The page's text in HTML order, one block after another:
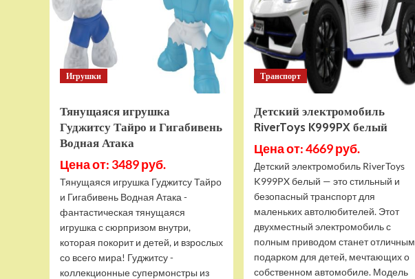
Водная
Атака
Игрушки
Тянущаяся игрушка
Гуджитсу Тайро и Гигабивень
Водная Атака
Цена от: 3489 руб.
Тянущаяся игрушка Гуджитсу Тайро
и Гигабивень Водная Атака -
фантастическая тянущаяся
игрушка с сюрпризом внутри,
которая покорит и детей, и взрослых
со всего мира! Гуджитсу -
коллекционные супермонстры из
Транспорт
Детский электромобиль
RiverToys K999PX белый
Цена от: 4669 руб.
Детский электромобиль RiverToys
K999PX белый — это стильный и
безопасный транспорт для
маленьких автолюбителей. Этот
двухместный электромобиль с
полным приводом станет отличным
подарком для детей, мечтающих о
собственном автомобиле. Модель